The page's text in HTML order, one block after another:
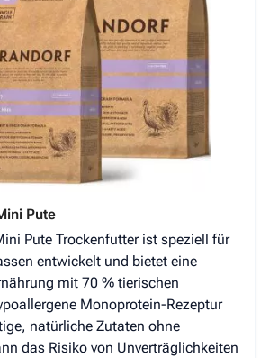
Pute
Pute Trockenfutter ist speziell für
entwickelt und bietet eine
mit 70 % tierischen
Monoprotein-Rezeptur
natürliche Zutaten ohne
das Risiko von Unverträglichkeiten